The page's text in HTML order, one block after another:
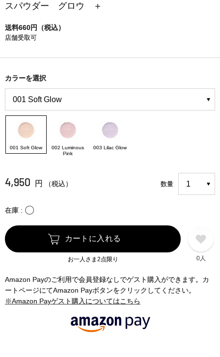
スパウダー グロウ ＋
送料660円（税込）
店舗受取可
カラーを選択
001 Soft Glow
002 Luminous
Pink
003 Lilac Glow
4,950 円 （税込） 数量
在庫 〇
カートに入れる
お一人さま2点限り 0人
Amazon Payのご利用で会員登録なしでゲスト購入ができます。カ
ートページにてAmazon Payボタンをクリックしてください。
※Amazon Payゲスト購入についてはこちら